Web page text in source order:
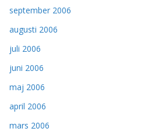
september 2006
augusti 2006
juli 2006
juni 2006
maj 2006
april 2006
mars 2006